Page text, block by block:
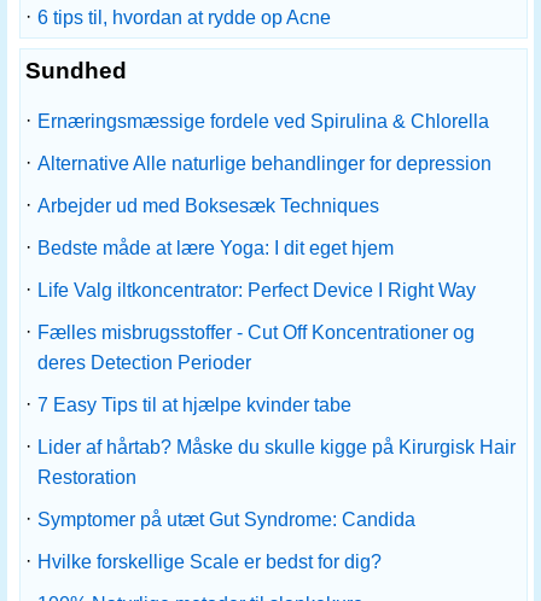
· 6 tips til, hvordan at rydde op Acne
Sundhed
· Ernæringsmæssige fordele ved Spirulina & Chlorella
· Alternative Alle naturlige behandlinger for depression
· Arbejder ud med Boksesæk Techniques
· Bedste måde at lære Yoga: I dit eget hjem
· Life Valg iltkoncentrator: Perfect Device I Right Way
· Fælles misbrugsstoffer - Cut Off Koncentrationer og
deres Detection Perioder
· 7 Easy Tips til at hjælpe kvinder tabe
· Lider af hårtab? Måske du skulle kigge på Kirurgisk Hair
Restoration
· Symptomer på utæt Gut Syndrome: Candida
· Hvilke forskellige Scale er bedst for dig?